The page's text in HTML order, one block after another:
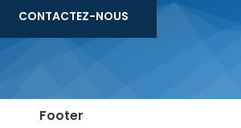
CONTACTEZ-NOUS
Footer